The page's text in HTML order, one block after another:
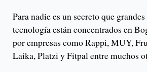
Para nadie es un secreto que
tecnología están concentrados en
por empresas como Rappi, MUY,
Laika, Platzi y Fitpal entre muchos